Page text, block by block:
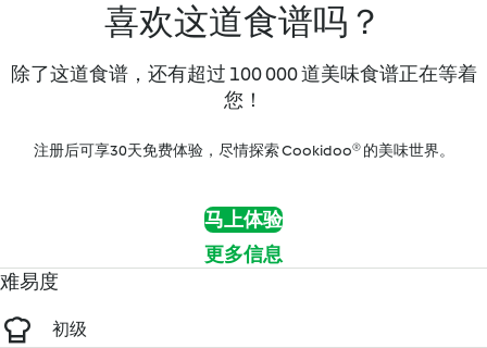
喜欢这道食谱吗？
除了这道食谱，还有超过 100 000 道美味食谱正在等着
您！
注册后可享30天免费体验，尽情探索 Cookidoo® 的美味世界。
马上体验
更多信息
难易度
初级